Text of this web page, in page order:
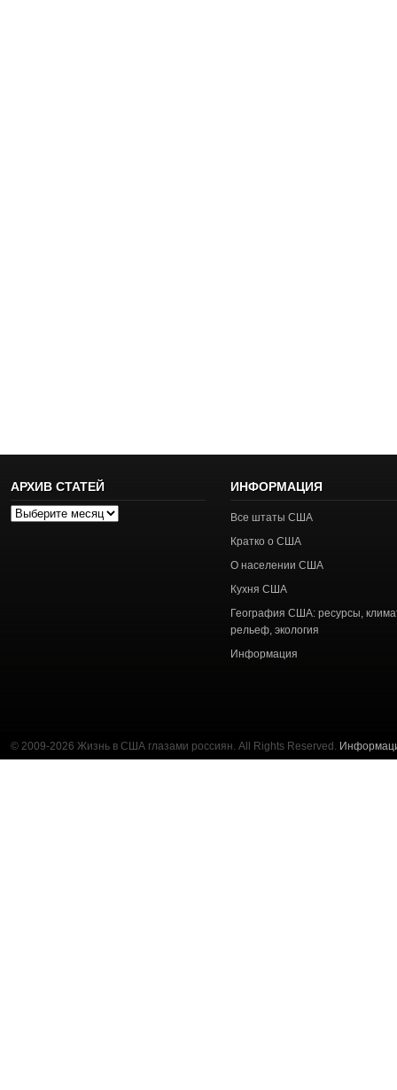
АРХИВ СТАТЕЙ
Архив
ИНФОРМАЦИЯ
Все штаты США
Кратко о США
О населении США
Кухня США
География США: ресурсы,
рельеф, экология
Информация
© 2009-2026 Жизнь в США глазами россиян. All Rights Reserved.